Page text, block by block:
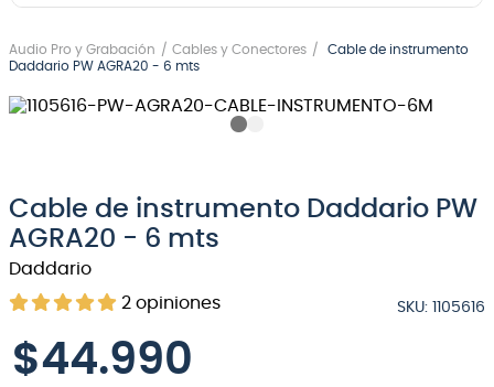
Audio Pro y Grabación Cables y Conectores
Cable de instrumento
Daddario PW AGRA20 - 6 mts
Cable de instrumento Daddario PW
AGRA20 - 6 mts
Daddario
2 opiniones SKU: 1105616
$44.990
1.
guitarra electrica
2.
bajo
5.
amplificador
.
7.
teclado
9 .
micrófono